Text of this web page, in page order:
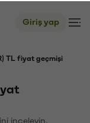
Giriş yap
TL fiyat geçmişi
inceleyin.